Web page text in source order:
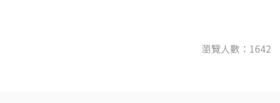
瀏覽人數：1642